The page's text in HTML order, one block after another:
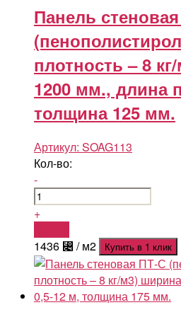
Панель
плотность – 8
1200 мм., длина
толщина 125 мм.
Артикул: SOAG113
Кол-во:
-
+
1436 ⃄ / м2 Купить в 1 клик